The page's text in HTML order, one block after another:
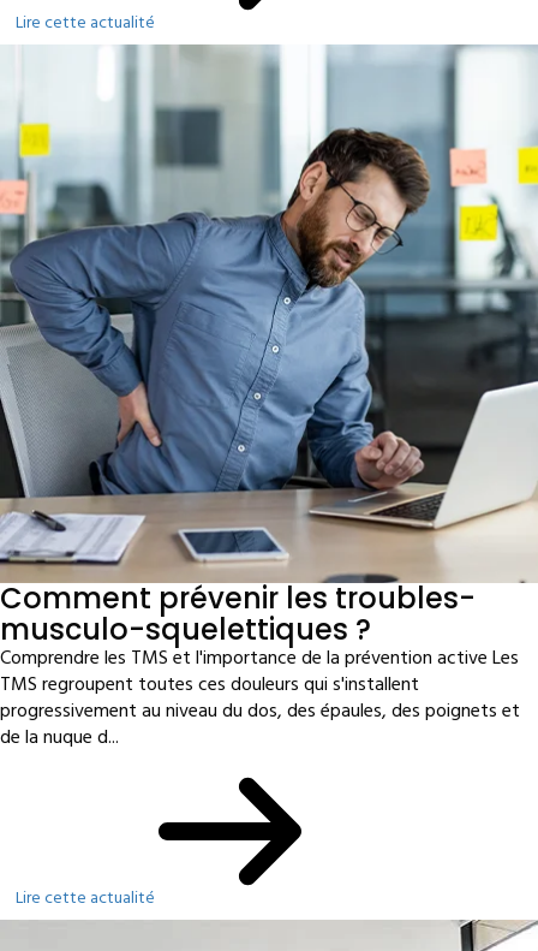
Lire cette actualité
Comment prévenir les troubles-
musculo-squelettiques ?
Comprendre les TMS et l'importance de la prévention active Les
TMS regroupent toutes ces douleurs qui s'installent
progressivement au niveau du dos, des épaules, des poignets et
de la nuque d...
Lire cette actualité